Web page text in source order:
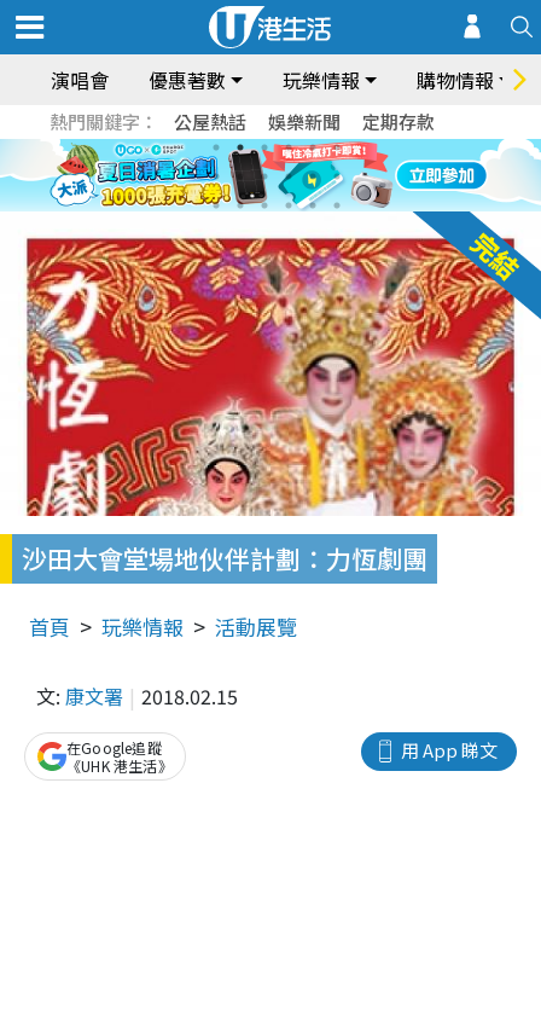
演唱會 優惠著數 玩樂情報 購物情報
熱門關鍵字： 公屋熱話 娛樂新聞 定期存款
沙田大會堂場地伙伴計劃：力恆劇團
首頁 玩樂情報 活動展覽
文: 康文署 2018.02.15
用 App 睇文
在Google追蹤
《UHK 港生活》